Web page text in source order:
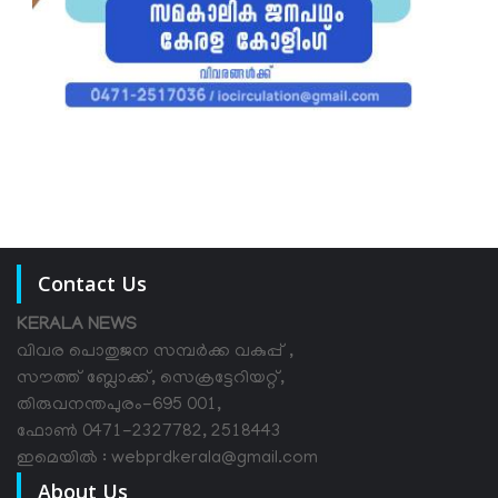
Contact Us
KERALA NEWS
വിവര പൊതുജന സമ്പര്‍ക്ക വകുപ്പ് ,
സൗത്ത് ബ്ലോക്ക്, സെക്രട്ടേറിയറ്റ്,
തിരുവനന്തപുരം-695 001,
ഫോൺ 0471-2327782, 2518443
ഇമെയിൽ : webprdkerala@gmail.com
About Us